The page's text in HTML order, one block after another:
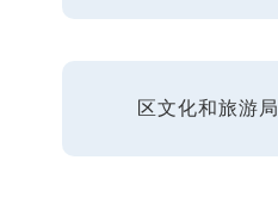
区文化和旅游局